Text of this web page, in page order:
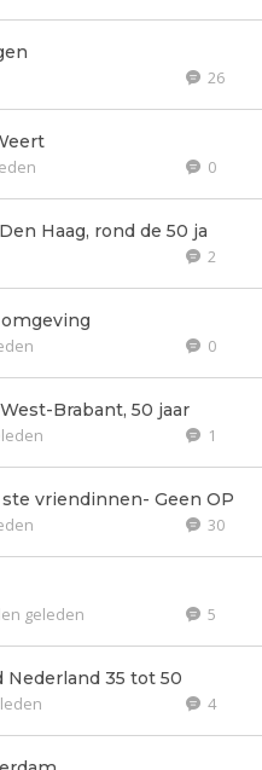
26
0
Haag, rond de 50 ja
2
0
Brabant, 50 jaar
1
vriendinnen- Geen OP
30
geleden 5
35 tot 50
4